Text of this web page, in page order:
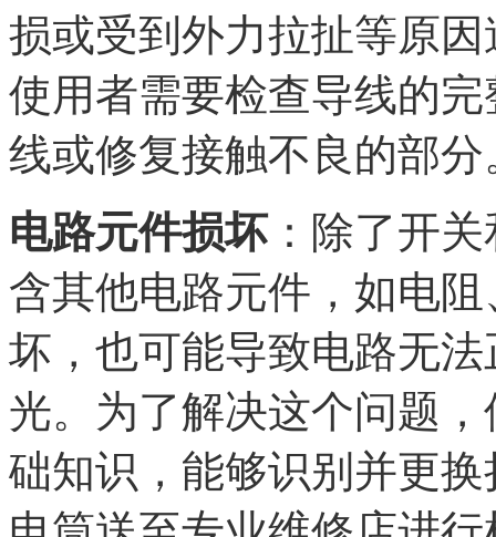
损或受到外力拉扯等原
使用者需要检查导线的
线或修复接触不良的部分
电路元件损坏：除了开
含其他电路元件，如电
坏，也可能导致电路无
光。为了解决这个问题
础知识，能够识别并更